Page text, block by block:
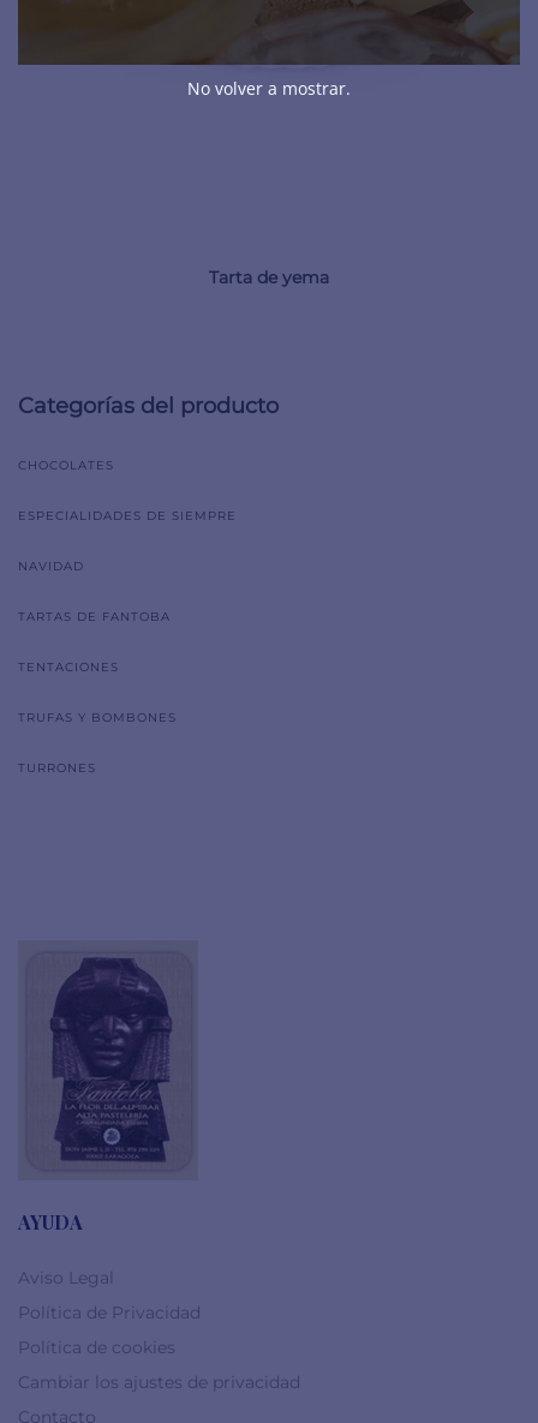
Tarta de yema
Categorías del producto
CHOCOLATES
ESPECIALIDADES DE SIEMPRE
NAVIDAD
TARTAS DE FANTOBA
TENTACIONES
TRUFAS Y BOMBONES
TURRONES
AYUDA
Aviso Legal
Política de Privacidad
Política de cookies
Cambiar los ajustes de privacidad
Contacto
No volver a mostrar.